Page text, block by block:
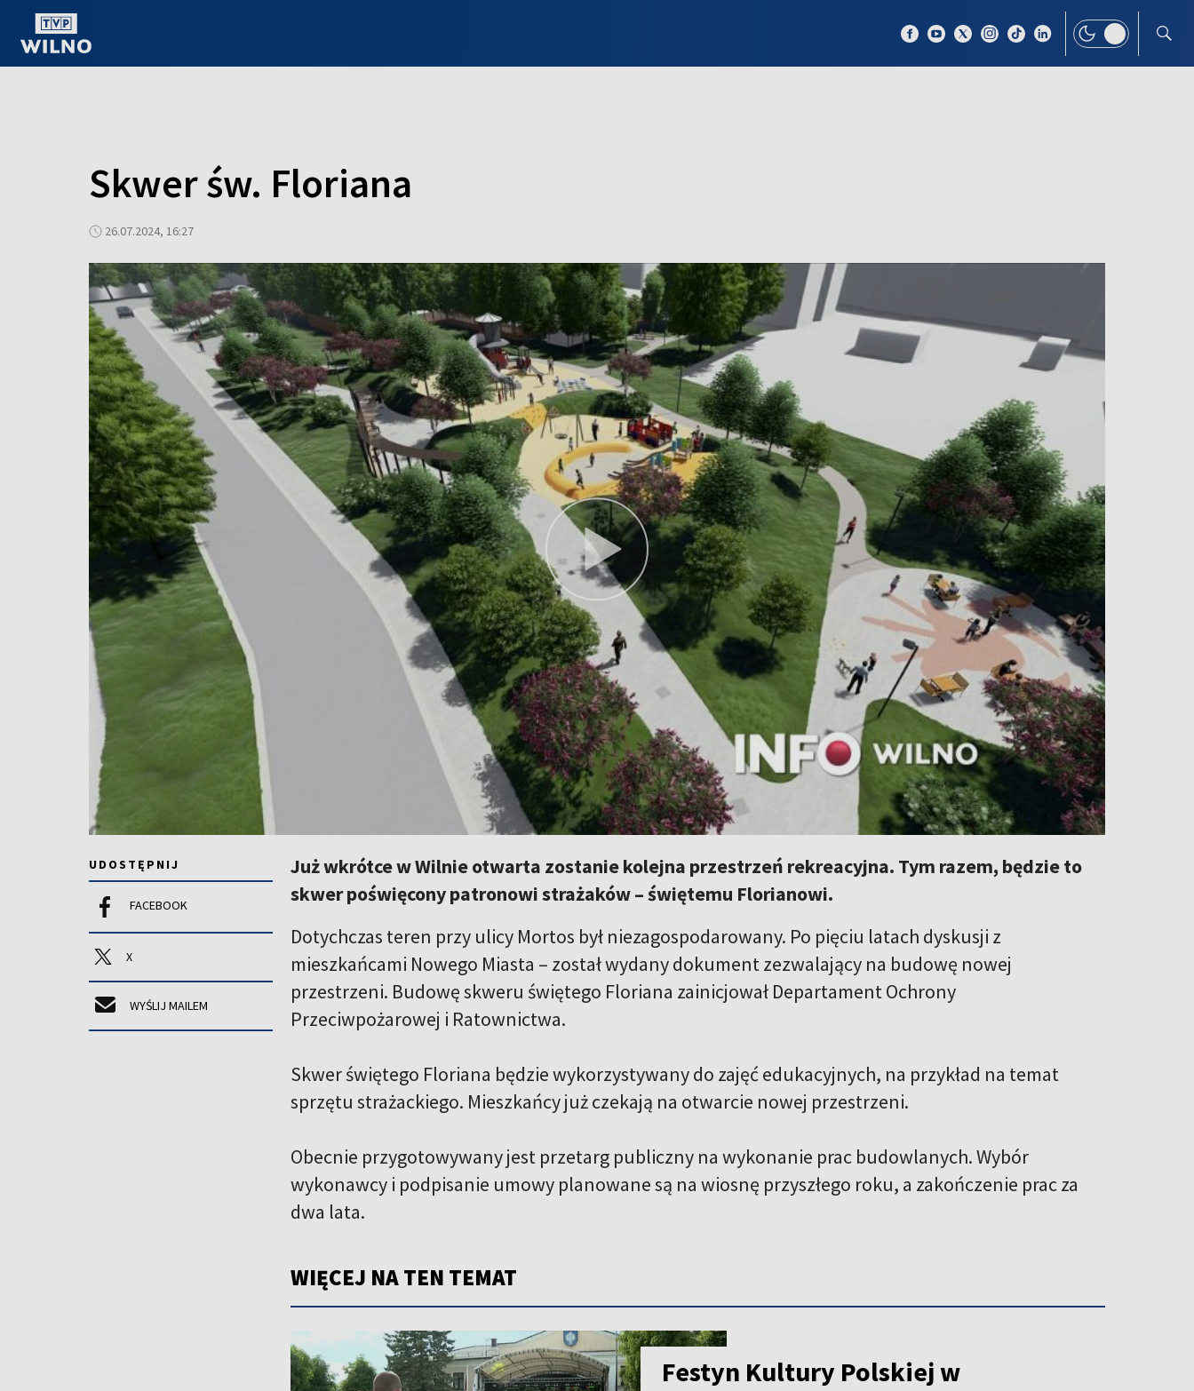
Skwer św. Floriana
26.07.2024, 16:27
UDOSTĘPNIJ
FACEBOOK
X
WYŚLIJ MAILEM
Już wkrótce w Wilnie otwarta zostanie kolejna przestrzeń rekreacyjna. Tym razem, będzie to
skwer poświęcony patronowi strażaków – świętemu Florianowi.
Dotychczas teren przy ulicy Mortos był niezagospodarowany. Po pięciu latach dyskusji z
mieszkańcami Nowego Miasta – został wydany dokument zezwalający na budowę nowej
przestrzeni. Budowę skweru świętego Floriana zainicjował Departament Ochrony
Przeciwpożarowej i Ratownictwa.
Skwer świętego Floriana będzie wykorzystywany do zajęć edukacyjnych, na przykład na temat
sprzętu strażackiego. Mieszkańcy już czekają na otwarcie nowej przestrzeni.
Obecnie przygotowywany jest przetarg publiczny na wykonanie prac budowlanych. Wybór
wykonawcy i podpisanie umowy planowane są na wiosnę przyszłego roku, a zakończenie prac za
dwa lata.
WIĘCEJ NA TEN TEMAT
Festyn Kultury Polskiej w